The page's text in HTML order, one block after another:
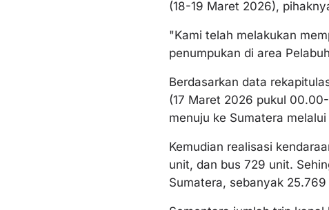
(18-19 Maret 2026),
"Kami telah melakukan
penumpukan di area
Berdasarkan data
(17 Maret 2026 pukul
menuju ke Sumatera
Kemudian realisasi
unit, dan bus 729 unit.
Sumatera, sebanyak 25.769